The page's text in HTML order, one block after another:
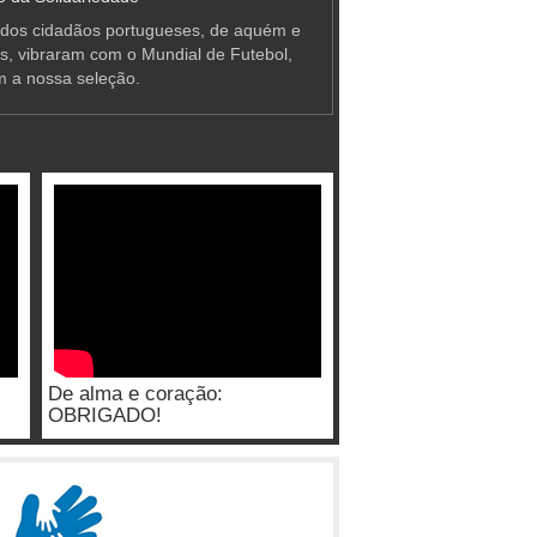
cidadãos portugueses, de aquém e
vibraram com o Mundial de Futebol,
a nossa seleção.
De alma e coração:
OBRIGADO!